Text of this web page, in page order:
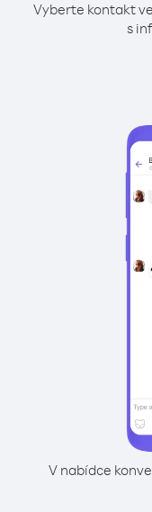
Vyberte kontakt
s
V nabídce